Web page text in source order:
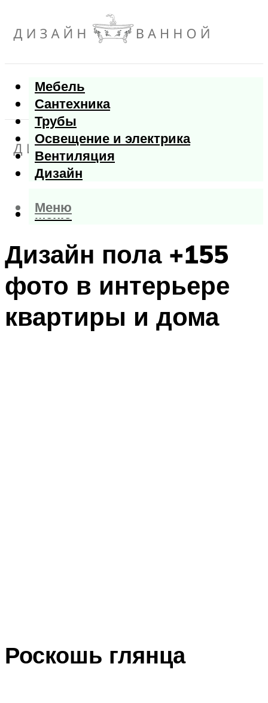
Мебель
Сантехника
Трубы
Освещение и электрика
Вентиляция
Дизайн
Меню
Меню
Дизайн пола +155
фото в интерьере
квартиры и дома
Роскошь глянца